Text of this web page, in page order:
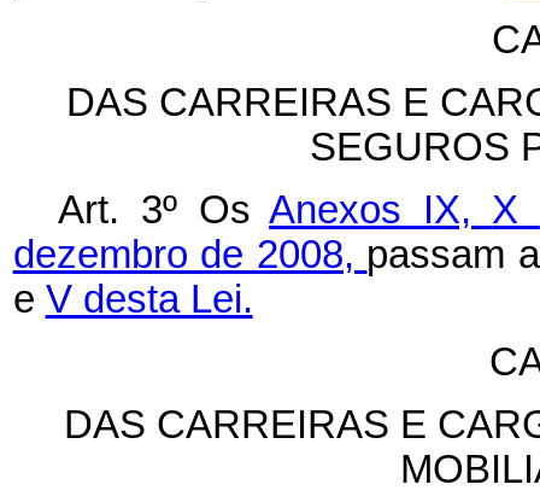
DAS CARREIRAS E
SEGUROS
Art. 3º OsAnexos IX, X
dezembro de 2008, passam
e V desta Lei.
DAS CARREIRAS E